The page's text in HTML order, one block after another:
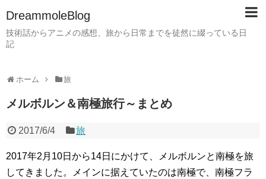
DreammoleBlog
技術話からアニメの感想、旅から日常までを徒然に綴っている日
記
ホーム 旅
メルボルン＆南極旅行～まとめ
2017/6/4 旅
2017年2月10日から14日にかけて、メルボルンと南極を旅
してきました。メインに据えていたのは南極で、南極フラ